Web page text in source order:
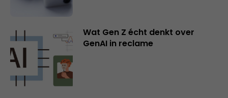
Wat Gen Z écht denkt over
GenAI in reclame